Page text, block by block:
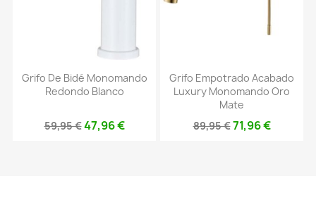
Grifo De Bidé Monomando
Redondo Blanco
59,95 €47,96 €
Grifo Empotrado Acabado
Luxury Monomando Oro
Mate
89,95 €71,96 €